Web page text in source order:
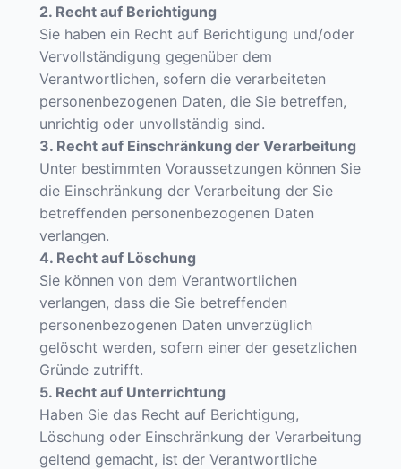
2. Recht auf Berichtigung
Sie haben ein Recht auf Berichtigung und/oder
Vervollständigung gegenüber dem
Verantwortlichen, sofern die verarbeiteten
personenbezogenen Daten, die Sie betreffen,
unrichtig oder unvollständig sind.
3. Recht auf Einschränkung der Verarbeitung
Unter bestimmten Voraussetzungen können Sie
die Einschränkung der Verarbeitung der Sie
betreffenden personenbezogenen Daten
verlangen.
4. Recht auf Löschung
Sie können von dem Verantwortlichen
verlangen, dass die Sie betreffenden
personenbezogenen Daten unverzüglich
gelöscht werden, sofern einer der gesetzlichen
Gründe zutrifft.
5. Recht auf Unterrichtung
Haben Sie das Recht auf Berichtigung,
Löschung oder Einschränkung der Verarbeitung
geltend gemacht, ist der Verantwortliche